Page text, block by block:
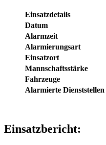
Einsatzdetails
Datum
Alarmzeit
Alarmierungsart
Einsatzort
Mannschaftsstärke
Fahrzeuge
Alarmierte Dienststellen
Einsatzbericht: